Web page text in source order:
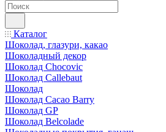
Каталог
Шоколад, глазури, какао
Шоколадный декор
Шоколад Chocovic
Шоколад Callebaut
Шоколад
Шоколад Cacao Barry
Шоколад GP
Шоколад Belcolade